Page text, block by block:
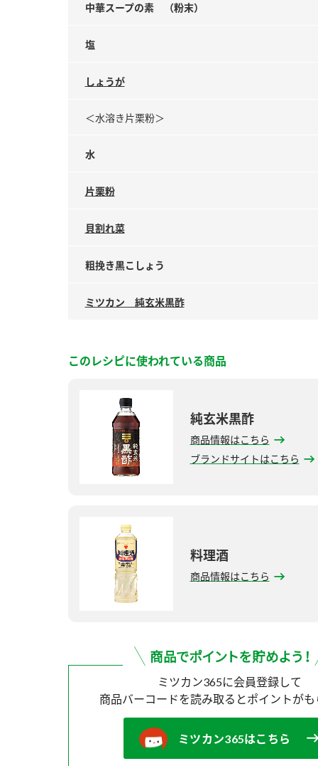
中華スープの素 （粉末）
塩
しょうが
＜水溶き片栗粉＞
水
片栗粉
貝割れ菜
粗挽き黒こしょう
ミツカン 純玄米黒酢
このレシピに使われている商品
純玄米黒酢
商品情報はこちら
ブランドサイトはこちら
料理酒
商品情報はこちら
ミツカン365に会員登録して
商品バーコードを読み取ると ポイントが
ミツカン365はこちら